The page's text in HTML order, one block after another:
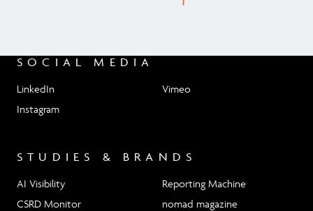
SOCIAL MEDIA
LinkedIn
Instagram
Vimeo
STUDIES & BRANDS
AI Visibility
CSRD Monitor
Reporting Machine
nomad magazine